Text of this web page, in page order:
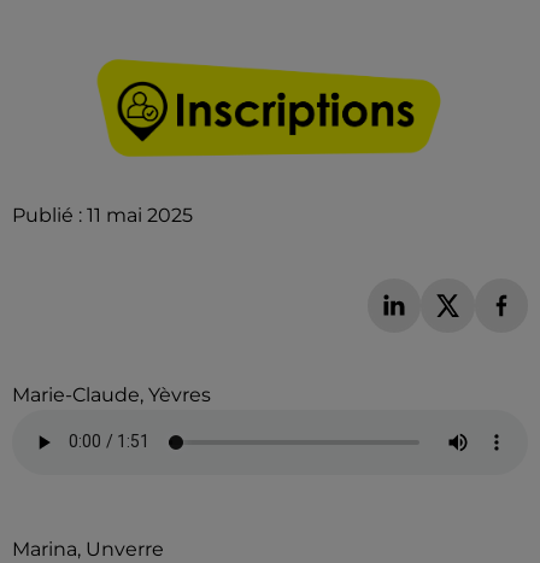
Publié : 11 mai 2025
Marie-Claude, Yèvres
Marina, Unverre